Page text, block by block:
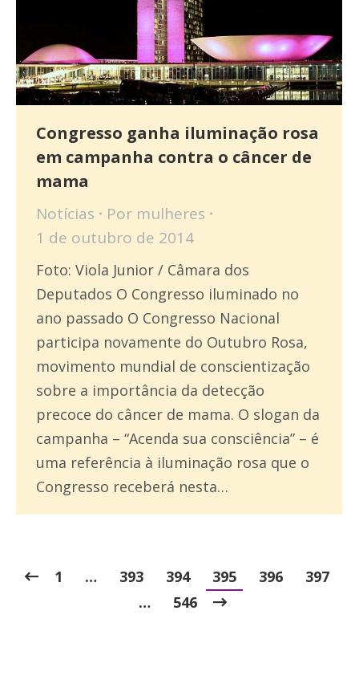
Congresso ganha iluminação rosa
em campanha contra o câncer de
mama
Notícias Por mulheres
1 de outubro de 2014
Foto: Viola Junior / Câmara dos
Deputados O Congresso iluminado no
ano passado O Congresso Nacional
participa novamente do Outubro Rosa,
movimento mundial de conscientização
sobre a importância da detecção
precoce do câncer de mama. O slogan da
campanha – “Acenda sua consciência” – é
uma referência à iluminação rosa que o
Congresso receberá nesta…
1 … 393 394 395 396
397
…
546